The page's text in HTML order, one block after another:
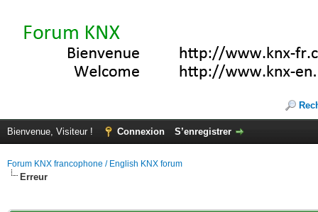
Bienvenue, Visiteur ! Connexion S’enregistrer
Forum KNX francophone / English KNX forum
Erreur